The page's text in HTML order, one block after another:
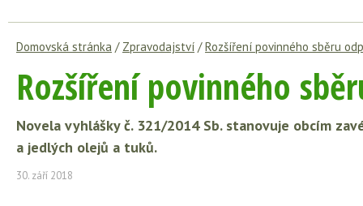
Domovská stránka / Zpravodajství /Rozšíření povinného sběru
Rozšíření povinného
Novela vyhlášky č. 321/2014 Sb. stanovuje obcím
a jedlých olejů a tuků.
30. září 2018